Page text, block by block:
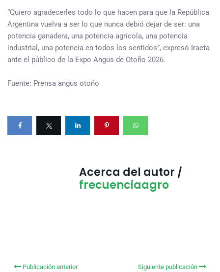
“Quiero agradecerles todo lo que hacen para que la República
Argentina vuelva a ser lo que nunca debió dejar de ser: una
potencia ganadera, una potencia agrícola, una potencia
industrial, una potencia en todos los sentidos”, expresó Iraeta
ante el público de la Expo Angus de Otoño 2026.
Fuente: Prensa angus otoño
Acerca del autor /
frecuenciaagro
Publicación anterior Siguiente publicación